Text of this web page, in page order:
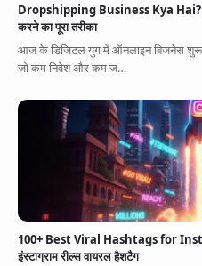
Dropshipping Business Kya Hai?
करने का पूरा तरीका
आज के डिजिटल युग में ऑनलाइन बिजनेस शुरू
जो कम निवेश और कम ज…
100+ Best Viral Hashtags for
इंस्टाग्राम रील्स वायरल हैशटैग